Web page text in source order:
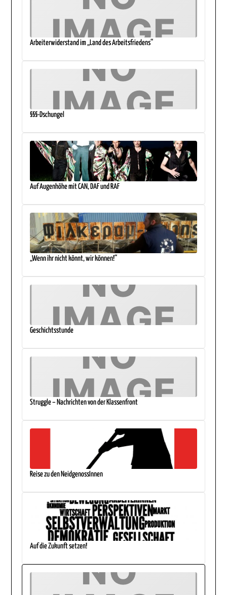
Arbeiterwiderstand im „Land des Arbeitsfriedens“
§§§-Dschungel
Auf Augenhöhe mit CAN, DAF und RAF
„Wenn ihr nicht könnt, wir können!“
Geschichtsstunde
Struggle – Nachrichten von der Klassenfront
Reise zu den NeidgenossInnen
Auf die Zukunft setzen!